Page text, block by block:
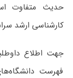
حدیث متفاوت
کارشناسی ارشد
جهت اطلاع
فهرست